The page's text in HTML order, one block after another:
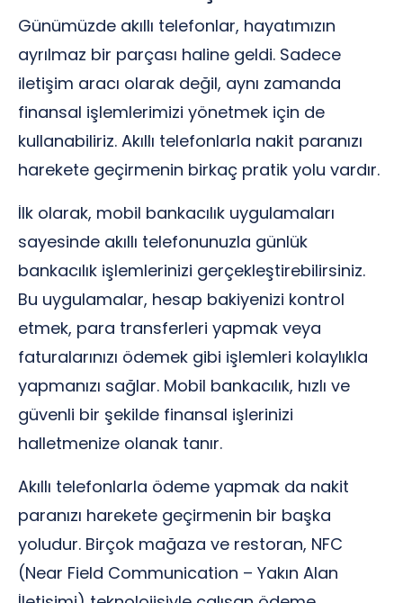
Günümüzde akıllı telefonlar, hayatımızın
ayrılmaz bir parçası haline geldi. Sadece
iletişim aracı olarak değil, aynı zamanda
finansal işlemlerimizi yönetmek için de
kullanabiliriz. Akıllı telefonlarla nakit paranızı
harekete geçirmenin birkaç pratik yolu vardır.
İlk olarak, mobil bankacılık uygulamaları
sayesinde akıllı telefonunuzla günlük
bankacılık işlemlerinizi gerçekleştirebilirsiniz.
Bu uygulamalar, hesap bakiyenizi kontrol
etmek, para transferleri yapmak veya
faturalarınızı ödemek gibi işlemleri kolaylıkla
yapmanızı sağlar. Mobil bankacılık, hızlı ve
güvenli bir şekilde finansal işlerinizi
halletmenize olanak tanır.
Akıllı telefonlarla ödeme yapmak da nakit
paranızı harekete geçirmenin bir başka
yoludur. Birçok mağaza ve restoran, NFC
(Near Field Communication – Yakın Alan